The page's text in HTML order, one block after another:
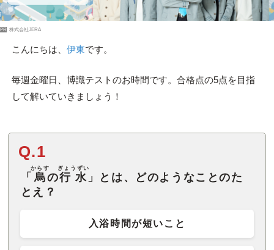
PR 株式会社JERA
こんにちは、 伊東です。
毎週金曜日、博識テストのお時間です。合格点の5点を目指
して解いていきましょう！
Q.1
「 烏
からす
の行水
ぎょうずい
」とは、どのようなことのた
とえ？
入浴時間が短いこと